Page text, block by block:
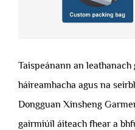
Taispeánann an leathanach
háireamhacha agus na
Dongguan Xinsheng
gairmiúil áiteach fhear a